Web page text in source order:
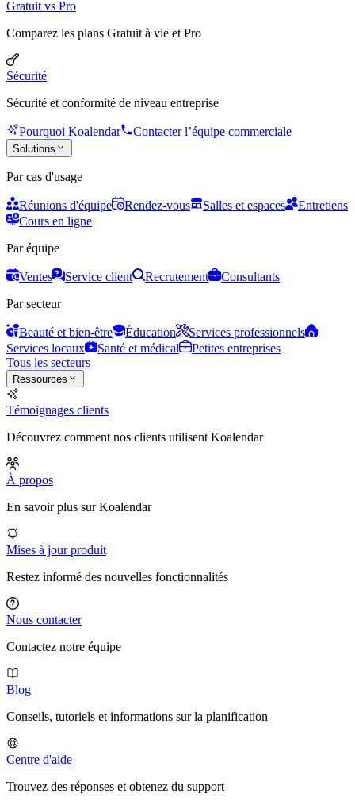
Gratuit vs Pro
Comparez les plans Gratuit à vie et Pro
Sécurité
Sécurité et conformité de niveau entreprise
Pourquoi Koalendar Contacter l’équipe commerciale
Solutions
Par cas d'usage
Réunions d'équipe Rendez-vous Salles et espaces
Entretiens
Cours en ligne
Par équipe
Ventes Service client Recrutement
Consultants
Par secteur
Beauté et bien-être Éducation
Services professionnels
Services locaux
Santé et médical
Petites entreprises
Tous les secteurs
Ressources
Témoignages clients
Découvrez comment nos clients utilisent Koalendar
À propos
En savoir plus sur Koalendar
Mises à jour produit
Restez informé des nouvelles fonctionnalités
Nous contacter
Contactez notre équipe
Blog
Conseils, tutoriels et informations sur la planification
Centre d'aide
Trouvez des réponses et obtenez du support